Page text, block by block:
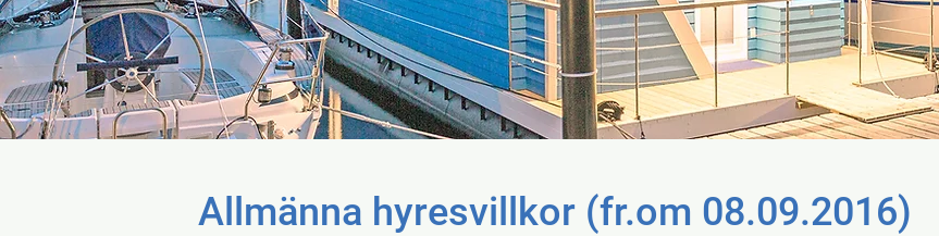
Allmänna hyresvillkor (fr.om 08.09.2016)